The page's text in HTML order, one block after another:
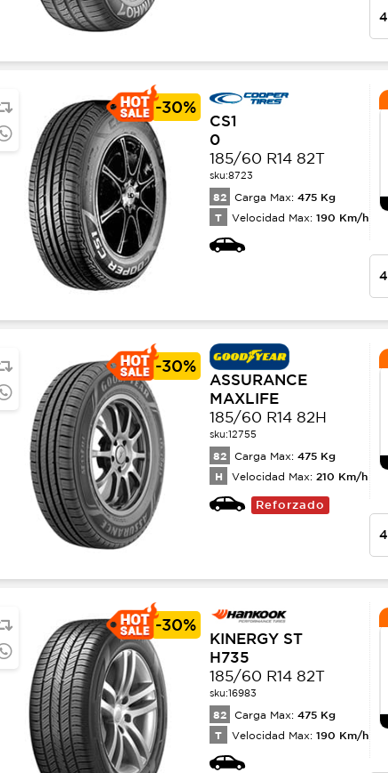
-30%
CS1
0
185/60 R14 82T
sku:8723
82 Carga Max: 475 Kg
T Velocidad Max: 190 Km/h
-30%
ASSURANCE
MAXLIFE
185/60 R14 82H
sku:12755
82 Carga Max: 475 Kg
H Velocidad Max: 210 Km/h
Reforzado
-30%
KINERGY ST
H735
185/60 R14 82T
sku:16983
82 Carga Max: 475 Kg
T Velocidad Max: 190 Km/h